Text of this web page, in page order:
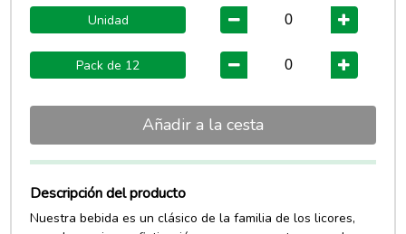
Unidad
Pack de 12
Añadir a la cesta
Descripción del producto
Nuestra bebida es un clásico de la familia de los licores,